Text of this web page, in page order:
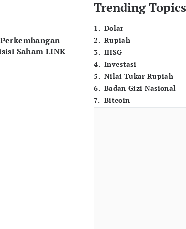
Saham LINK
Trending Topics
1. Dolar
2. Rupiah
3. IHSG
4. Investasi
5. Nilai Tukar Rupiah
6. Badan Gizi Nasional
7. Bitcoin